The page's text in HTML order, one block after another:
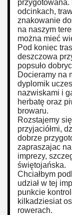
przygotowana.
odcinkach,
znakowanie
na naszym
można mieć
Pod koniec
deszczowa
popsuło
Docieramy na
dyplomik
nazwiskami i
herbatę oraz
browaru.
Rozstajemy
przyjaciółmi,
dobrze
zapraszajac
imprezy,
świętojańska.
Chciałbym
udział w tej
punkcie
kilkadziesiat
rowerach.